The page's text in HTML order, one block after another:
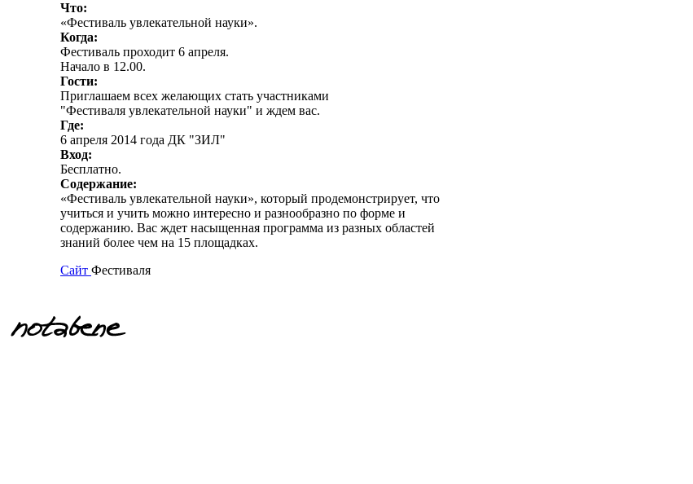
Что:
«Фестиваль увлекательной науки».
Когда:
Фестиваль проходит 6 апреля.
Начало в 12.00.
Гости:
Приглашаем всех желающих стать участниками
"Фестиваля увлекательной науки" и ждем вас.
Где:
6 апреля 2014 года ДК "ЗИЛ"
Вход:
Бесплатно.
Содержание:
«Фестиваль увлекательной науки», который продемонстрирует, что
учиться и учить можно интересно и разнообразно по форме и
содержанию. Вас ждет насыщенная программа из разных областей
знаний более чем на 15 площадках.
Сайт Фестиваля